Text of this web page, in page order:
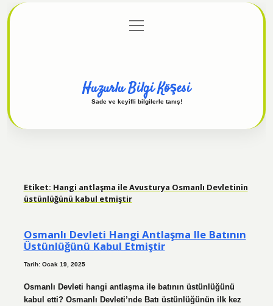
Gizlilik Politikası
menüyü
aç
Huzurlu Bilgi Köşesi
Sade ve keyifli bilgilerle tanış!
Etiket: Hangi antlaşma ile Avusturya Osmanlı Devletinin
üstünlüğünü kabul etmiştir
Osmanlı Devleti Hangi Antlaşma Ile Batının
Üstünlüğünü Kabul Etmiştir
Tarih: Ocak 19, 2025
Osmanlı Devleti hangi antlaşma ile batının üstünlüğünü
kabul etti? Osmanlı Devleti’nde Batı üstünlüğünün ilk kez